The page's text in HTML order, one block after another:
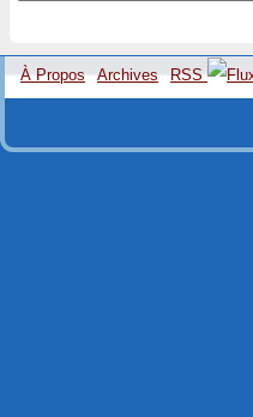
À Propos Archives RSS